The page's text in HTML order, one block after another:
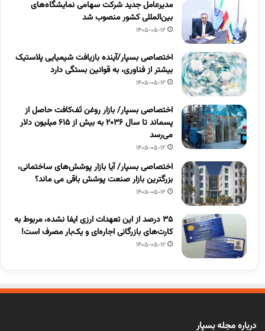
مدیرعامل جدید شرکت سهامی نمایشگاه‌های
بین‌المللی کشور منصوب شد
1405-05-12
اختصاصی بسپار/آینده بازیافت شیمیایی پلاستیک
بیشتر از فناوری، به قوانین بستگی دارد
1405-05-12
اختصاصی بسپار/ بازار روغن تَف‌کافت حاصل از
پسماند تا سال ۲۰۳۶ به بیش از ۶۱۵ میلیون دلار
می‌رسد
1405-05-12
اختصاصی بسپار/ آیا بازار پوشش‌های ساختمانی،
بزرگترین بازار صنعت پوشش باقی می ماند؟
1405-05-12
۳۵ درصد از این تعهدات ارزی ایفا نشده، مربوط به
کارت‌های بازرگانی اجاره‌ای و یک‌بار مصرف است!
1405-05-12
درباره مجله بسپار